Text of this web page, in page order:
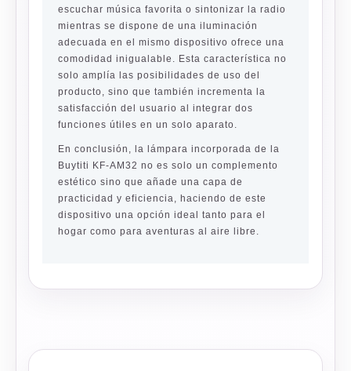
escuchar música favorita o sintonizar la radio
mientras se dispone de una iluminación
adecuada en el mismo dispositivo ofrece una
comodidad inigualable. Esta característica no
solo amplía las posibilidades de uso del
producto, sino que también incrementa la
satisfacción del usuario al integrar dos
funciones útiles en un solo aparato.
En conclusión, la lámpara incorporada de la
Buytiti KF-AM32 no es solo un complemento
estético sino que añade una capa de
practicidad y eficiencia, haciendo de este
dispositivo una opción ideal tanto para el
hogar como para aventuras al aire libre.